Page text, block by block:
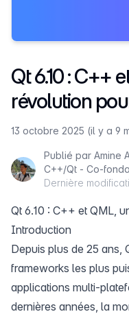
Qt 6.10 : C++
révolution
13 octobre 2025 (il y a 9
Publié par Amine
C++/Qt - Co-
Dernière
Qt 6.10 : C++ et QML,
Introduction
Depuis plus de 25 ans,
frameworks les plus
applications multi-
dernières années, la